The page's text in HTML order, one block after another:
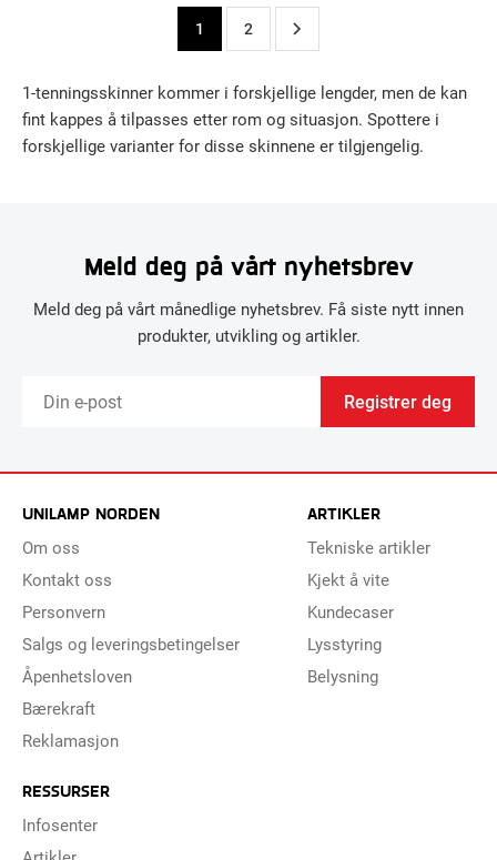
1 2
1-tenningsskinner kommer i forskjellige lengder, men de kan
fint kappes å tilpasses etter rom og situasjon. Spottere i
forskjellige varianter for disse skinnene er tilgjengelig.
Meld deg på vårt nyhetsbrev
Meld deg på vårt månedlige nyhetsbrev. Få siste nytt innen
produkter, utvikling og artikler.
Registrer deg
UNILAMP NORDEN
Om oss
Kontakt oss
Personvern
Salgs og leveringsbetingelser
Åpenhetsloven
Bærekraft
Reklamasjon
ARTIKLER
Tekniske artikler
Kjekt å vite
Kundecaser
Lysstyring
Belysning
RESSURSER
Infosenter